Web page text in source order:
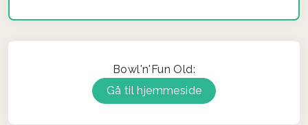
Bowl'n'Fun Old:
Gå til hjemmeside